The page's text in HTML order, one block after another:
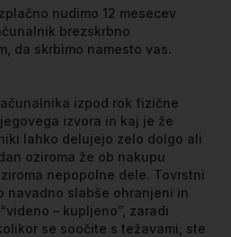
nudimo 12 mesecev
brezskrbno
da skrbimo namesto vas.
izpod rok fizične
izvora in kaj je že
lahko delujejo zelo dolgo ali
oziroma že ob nakupu
nepopolne dele. Tovrstni
navadno slabše ohranjeni in
– kupljeno”, zaradi
se soočite s težavami, ste